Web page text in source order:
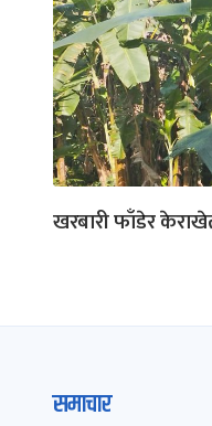
खरबारी फाँडेर
समाचार